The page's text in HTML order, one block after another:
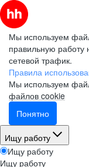
Мы используем
правильную работу
сетевой трафик.
Правила
Мы используем
файлов cookie
Понятно
Ищу работу
Ищу работу
Ищу работу